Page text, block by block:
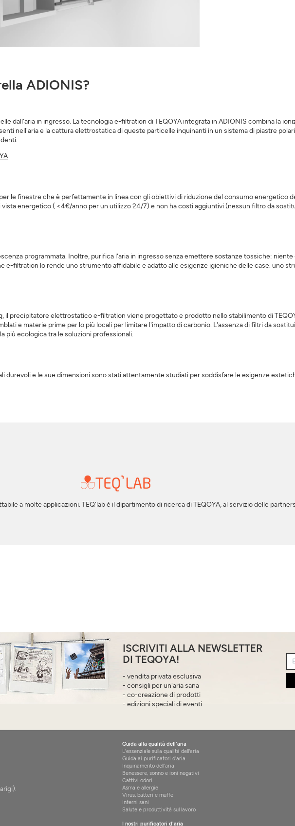
ADIONIS?
dall'aria in ingresso. La tecnologia e-filtration di TEQOYA integrata in ADIONIS combina la
nell'aria e la cattura elettrostatica di queste particelle inquinanti in un sistema di piastre
le finestre che è perfettamente in linea con gli obiettivi di riduzione del consumo energetico
energetico ( <4€/anno per un utilizzo 24/7) e non ha costi aggiuntivi (nessun filtro da
programmata. Inoltre, purifica l'aria in ingresso senza emettere sostanze tossiche: niente
e-filtration lo rende uno strumento affidabile e adatto alle esigenze igieniche delle case. uno
il precipitatore elettrostatico e-filtration viene progettato e prodotto nello stabilimento di
e materie prime per lo più locali per limitare l'impatto di carbonio. L'assenza di filtri da
più ecologica tra le soluzioni professionali.
durevoli e le sue dimensioni sono stati attentamente studiati per soddisfare le esigenze
a molte applicazioni. TEQ'lab è il dipartimento di ricerca di TEQOYA, al servizio delle
ISCRIVITI ALLA NEWSLETTER
DI TEQOYA!
- vendita privata esclusiva
- consigli per un'aria sana
- co-creazione di prodotti
- edizioni speciali di eventi
Guida alla qualità dell'aria
L'essenziale sulla qualità dell'aria
Guida ai purificatori d'aria
Inquinamento dell'aria
Benessere, sonno e ioni negativi
Cattivi odori
Asma e allergie
Virus, batteri e muffe
Interni sani
Salute e produttività sul lavoro
I nostri purificatori d'aria